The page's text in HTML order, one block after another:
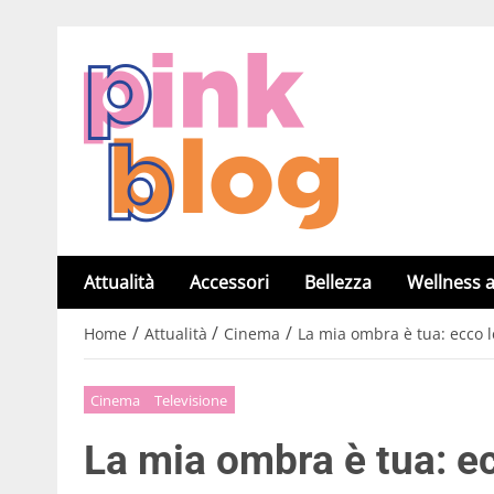
Attualità Accessori Bellezza Wellness
Home / Attualità / Cinema / La mia ombra è tua:
Cinema Televisione
La mia ombra è tua: